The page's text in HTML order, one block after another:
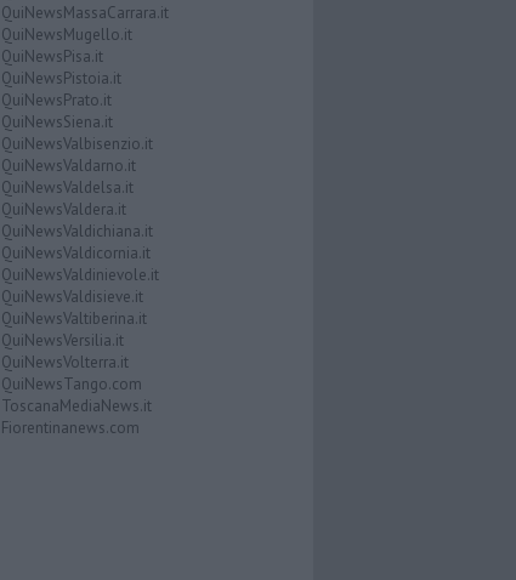
QuiNewsMassaCarrara.it
QuiNewsMugello.it
QuiNewsPisa.it
QuiNewsPistoia.it
QuiNewsPrato.it
QuiNewsSiena.it
QuiNewsValbisenzio.it
QuiNewsValdarno.it
QuiNewsValdelsa.it
QuiNewsValdera.it
QuiNewsValdichiana.it
QuiNewsValdicornia.it
QuiNewsValdinievole.it
QuiNewsValdisieve.it
QuiNewsValtiberina.it
QuiNewsVersilia.it
QuiNewsVolterra.it
QuiNewsTango.com
ToscanaMediaNews.it
Fiorentinanews.com